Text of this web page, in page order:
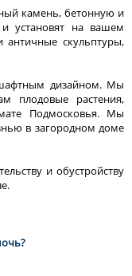
камень, бетонную и
установят на вашем
скульптуры,
дизайном. Мы
плодовые растения,
Подмосковья. Мы
в загородном доме
и обустройству